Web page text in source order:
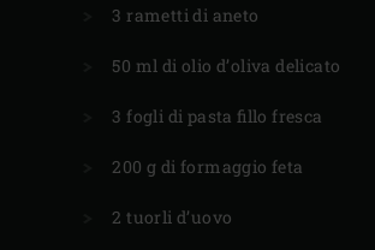
3 rametti di aneto
50 ml di olio d’oliva delicato
3 fogli di pasta fillo fresca
200 g di formaggio feta
2 tuorli d’uovo